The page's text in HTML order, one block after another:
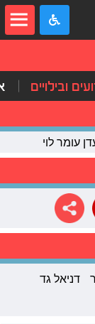
ובילויים
עומר לוי
דניאל גד